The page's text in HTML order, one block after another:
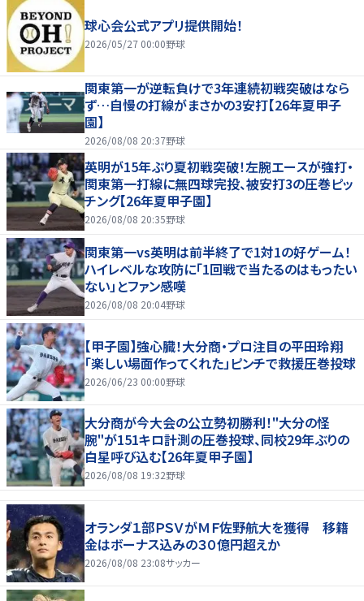
球心会公式アプリ提供開始！
2026/05/27 00:00野球
関東第一が逆転負けで3年連続初戦突破はなら
ず…自慢の打線がまさかの3安打【26年夏甲子
園】
2026/08/08 20:37野球
英明が15年ぶり夏初戦突破！左腕エースが強打・
関東第一打線に無四球完投、被安打3の圧巻ピッ
チング【26年夏甲子園】
2026/08/08 20:35野球
関東第一vs英明は前半終了で1対1の好ゲーム！
ハイレベルな攻防に「1回戦で当たるのはもったい
ない」とファン感嘆
2026/08/08 20:04野球
【甲子園】強心臓！大分商・プロ注目の平田玲翔
「楽しい場面作ってくれた」ピンチで救援圧巻投球
2026/06/23 00:00野球
大分商が今大会の公立勢初勝利！"大分の怪
腕"が151キロ計測の圧巻投球、同校29年ぶりの
白星呼び込む【26年夏甲子園】
2026/08/08 19:32野球
オランダ１部ＰＳＶがＭＦ佐野航大を獲得 移籍
金はボーナス込みの３０億円超えか
2026/08/08 23:08サッカー